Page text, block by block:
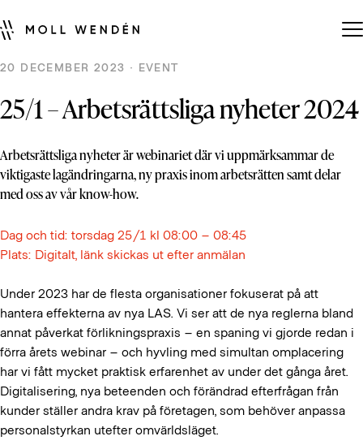
20 DECEMBER 2023 · EVENT
25/1 – Arbetsrättsliga nyheter 2024
Arbetsrättsliga nyheter är webinariet där vi uppmärksammar de
viktigaste lagändringarna, ny praxis inom arbetsrätten samt delar
med oss av vår know-how.
Dag och tid: torsdag 25/1 kl 08:00 – 08:45
Plats: Digitalt, länk skickas ut efter anmälan
Under 2023 har de flesta organisationer fokuserat på att
hantera effekterna av nya LAS. Vi ser att de nya reglerna bland
annat påverkat förlikningspraxis – en spaning vi gjorde redan i
förra årets webinar – och hyvling med simultan omplacering
har vi fått mycket praktisk erfarenhet av under det gånga året.
Digitalisering, nya beteenden och förändrad efterfrågan från
kunder ställer andra krav på företagen, som behöver anpassa
personalstyrkan utefter omvärldsläget.